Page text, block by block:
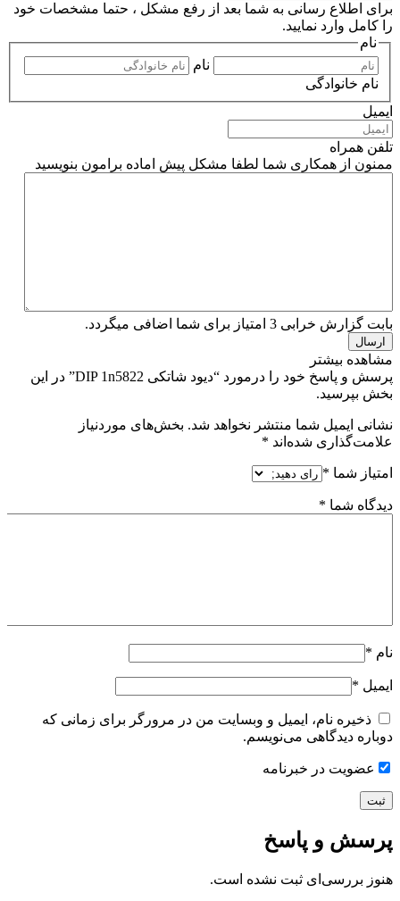
برای اطلاع رسانی به شما بعد از رفع مشکل ، حتما مشخصات خود
را کامل وارد نمایید.
نام
نام
نام خانوادگی
ایمیل
تلفن همراه
ممنون از همکاری شما لطفا مشکل پیش اماده برامون بنویسید
بابت گزارش خرابی 3 امتیاز برای شما اضافی میگردد.
مشاهده بیشتر
پرسش و پاسخ خود را درمورد “دیود شاتکی DIP 1n5822” در این
بخش بپرسید.
نشانی ایمیل شما منتشر نخواهد شد. بخش‌های موردنیاز
علامت‌گذاری شده‌اند *
امتیاز شما *
دیدگاه شما *
نام *
ایمیل *
ذخیره نام، ایمیل و وبسایت من در مرورگر برای زمانی که
دوباره دیدگاهی می‌نویسم.
عضویت در خبرنامه
پرسش و پاسخ
هنوز بررسی‌ای ثبت نشده است.